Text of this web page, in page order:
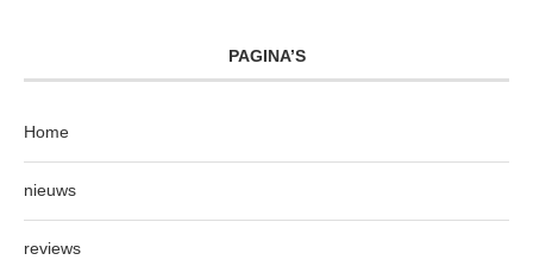
PAGINA’S
Home
nieuws
reviews